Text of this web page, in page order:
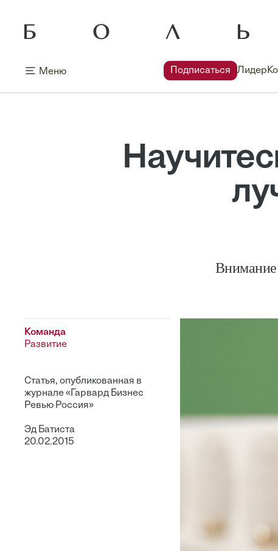
Меню Подписаться Лидер
Внимание
Команда
Развитие
Статья, опубликованная в
журнале «Гарвард Бизнес
Ревью Россия»
Эд Батиста
20.02.2015